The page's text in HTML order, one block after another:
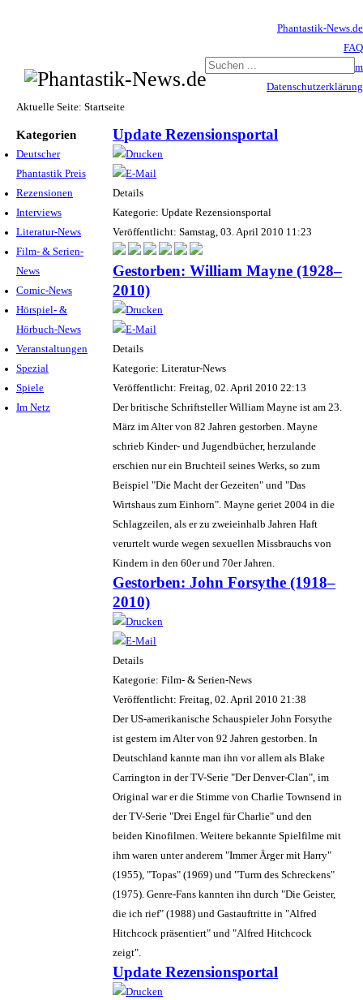
Phantastik-News.de
FAQ
Impressum
Datenschutzerklärung
Aktuelle Seite: Startseite
Kategorien
Deutscher
Phantastik Preis
Rezensionen
Interviews
Literatur-News
Film- & Serien-
News
Comic-News
Hörspiel- &
Hörbuch-News
Veranstaltungen
Spezial
Spiele
Im Netz
Update Rezensionsportal
Details
Kategorie: Update Rezensionsportal
Veröffentlicht: Samstag, 03. April 2010 11:23
Gestorben: William Mayne (1928–
2010)
Details
Kategorie: Literatur-News
Veröffentlicht: Freitag, 02. April 2010 22:13
Der britische Schriftsteller William Mayne ist am 23.
März im Alter von 82 Jahren gestorben. Mayne
schrieb Kinder- und Jugendbücher, herzulande
erschien nur ein Bruchteil seines Werks, so zum
Beispiel "Die Macht der Gezeiten" und "Das
Wirtshaus zum Einhorn". Mayne geriet 2004 in die
Schlagzeilen, als er zu zweieinhalb Jahren Haft
verurtelt wurde wegen sexuellen Missbrauchs von
Kindern in den 60er und 70er Jahren.
Gestorben: John Forsythe (1918–
2010)
Details
Kategorie: Film- & Serien-News
Veröffentlicht: Freitag, 02. April 2010 21:38
Der US-amerikanische Schauspieler John Forsythe
ist gestern im Alter von 92 Jahren gestorben. In
Deutschland kannte man ihn vor allem als Blake
Carrington in der TV-Serie "Der Denver-Clan", im
Original war er die Stimme von Charlie Townsend in
der TV-Serie "Drei Engel für Charlie" und den
beiden Kinofilmen. Weitere bekannte Spielfilme mit
ihm waren unter anderem "Immer Ärger mit Harry"
(1955), "Topas" (1969) und "Turm des Schreckens"
(1975). Genre-Fans kannten ihn durch "Die Geister,
die ich rief" (1988) und Gastauftritte in "Alfred
Hitchcock präsentiert" und "Alfred Hitchcock
zeigt".
Update Rezensionsportal